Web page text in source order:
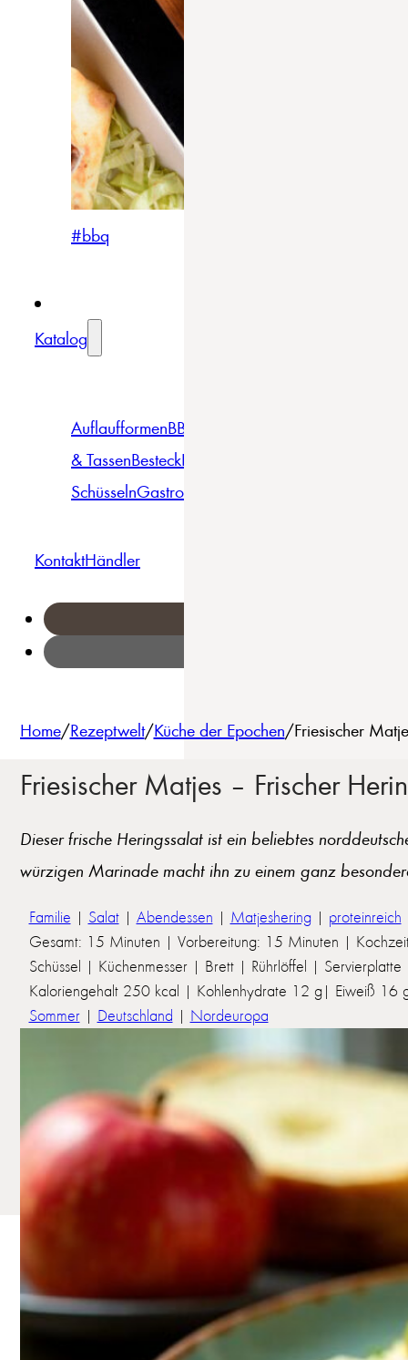
#bbq
Katalog
AuflaufformenBBQ
& TassenBesteckBowls &
SchüsselnGastro
KontaktHändler
Home/Rezeptwelt/Küche der Epochen/Friesischer
Friesischer Matjes – Frischer
Dieser frische Heringssalat ist ein beliebtes
würzigen Marinade macht ihn zu einem ganz
Familie | Salat| Abendessen | Matjeshering | proteinreich
Gesamt: 15 Minuten | Vorbereitung: 15 Minuten |
Schüssel | Küchenmesser | Brett | Rührlöffel | Servierplatte
Kaloriengehalt 250 kcal | Kohlenhydrate 12 g| Eiweiß 16
Sommer| Deutschland | Nordeuropa